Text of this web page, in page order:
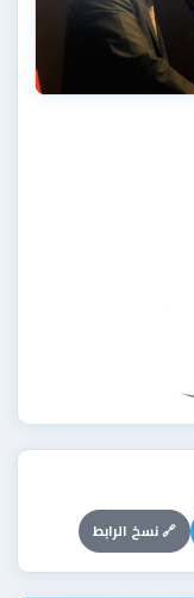
🔗 نسخ الرابط